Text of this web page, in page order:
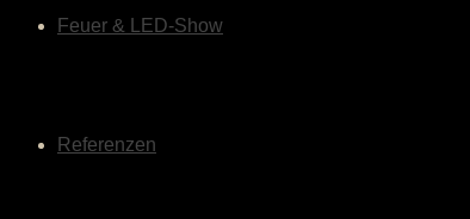
Feuer & LED-Show
Referenzen